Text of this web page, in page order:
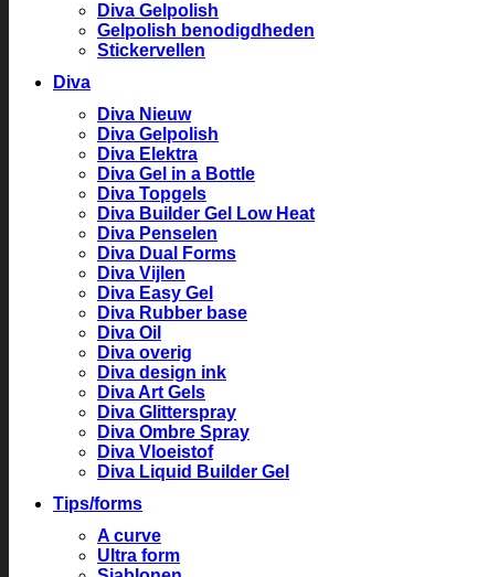
Diva Gelpolish
Gelpolish benodigdheden
Stickervellen
Diva
Diva Nieuw
Diva Gelpolish
Diva Elektra
Diva Gel in a Bottle
Diva Topgels
Diva Builder Gel Low Heat
Diva Penselen
Diva Dual Forms
Diva Vijlen
Diva Easy Gel
Diva Rubber base
Diva Oil
Diva overig
Diva design ink
Diva Art Gels
Diva Glitterspray
Diva Ombre Spray
Diva Vloeistof
Diva Liquid Builder Gel
Tips/forms
A curve
Ultra form